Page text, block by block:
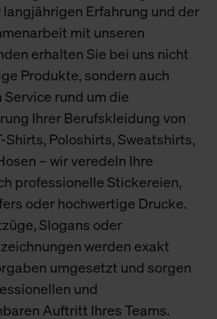
langjährigen Erfahrung und der
mit unseren
erhalten Sie bei uns nicht
Produkte, sondern auch
rund um die
Ihrer Berufskleidung von
Shirts, Poloshirts, Sweatshirts,
– wir veredeln Ihre
professionelle Stickereien,
oder hochwertige Drucke.
Slogans oder
werden exakt
umgesetzt und sorgen
und
Auftritt Ihres Teams.